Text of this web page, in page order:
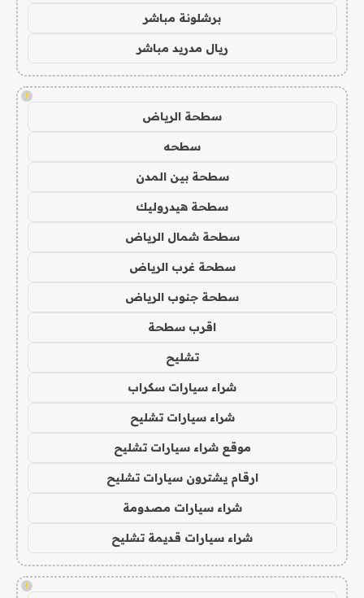
برشلونة مباشر
ريال مدريد مباشر
!
سطحة الرياض
سطحه
سطحة بين المدن
سطحة هيدروليك
سطحة شمال الرياض
سطحة غرب الرياض
سطحة جنوب الرياض
اقرب سطحة
تشليح
شراء سيارات سكراب
شراء سيارات تشليح
موقع شراء سيارات تشليح
ارقام يشترون سيارات تشليح
شراء سيارات مصدومة
شراء سيارات قديمة تشليح
!